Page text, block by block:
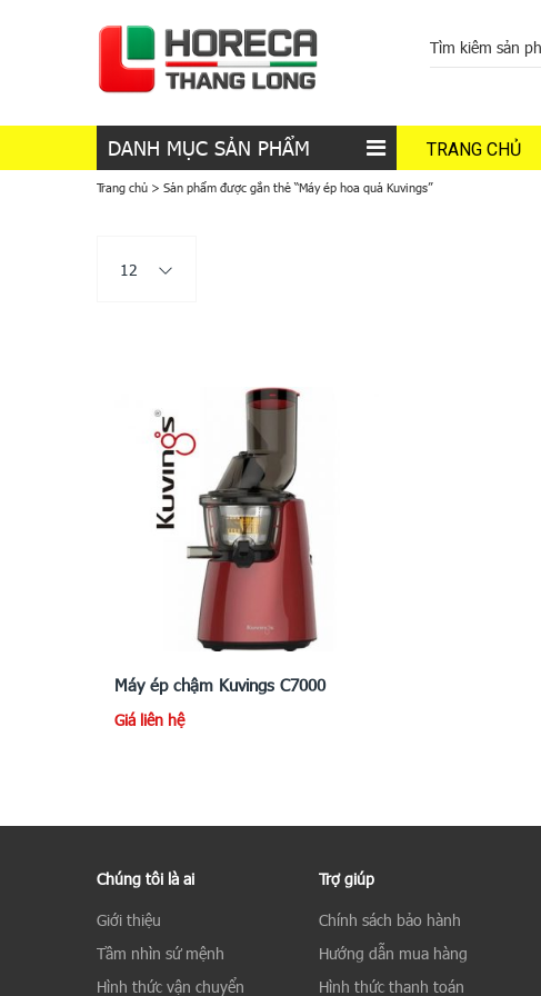
DANH MỤC SẢN PHẨM TRANG CHỦ
Trang chủ > Sản phẩm được gắn thẻ “Máy ép hoa quả Kuvings”
12
Máy ép chậm Kuvings C7000
Giá liên hệ
Chúng tôi là ai
Giới thiệu
Tầm nhìn sứ mệnh
Hình thức vận chuyển
Trợ giúp
Chính sách bảo hành
Hướng dẫn mua hàng
Hình thức thanh toán